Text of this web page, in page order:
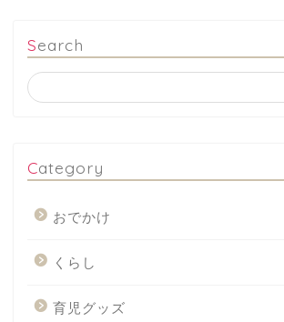
Search
Category
おでかけ
くらし
育児グッズ